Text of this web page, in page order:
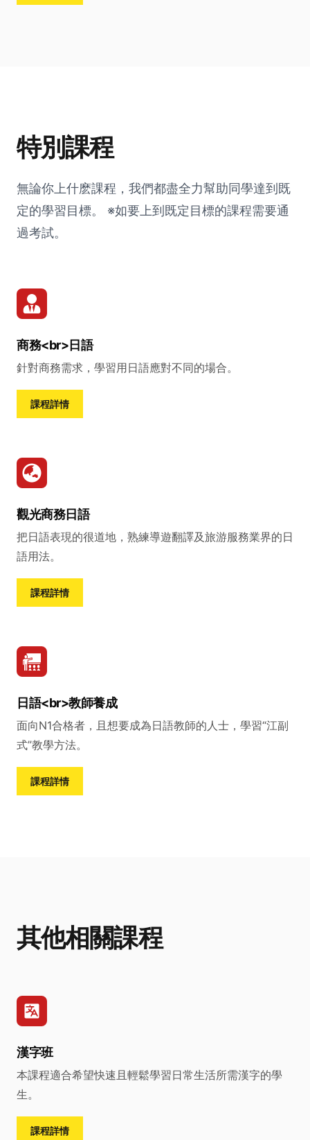
特別課程
無論你上什麽課程，我們都盡全力幫助同學達到既
定的學習目標。 ※如要上到既定目標的課程需要通
過考試。
商務<br>日語
針對商務需求，學習用日語應對不同的場合。
課程詳情
觀光商務日語
把日語表現的很道地，熟練導遊翻譯及旅游服務業界的日
語用法。
課程詳情
日語<br>教師養成
面向N1合格者，且想要成為日語教師的人士，學習“江副
式”教學方法。
課程詳情
其他相關課程
漢字班
本課程適合希望快速且輕鬆學習日常生活所需漢字的學
生。
課程詳情